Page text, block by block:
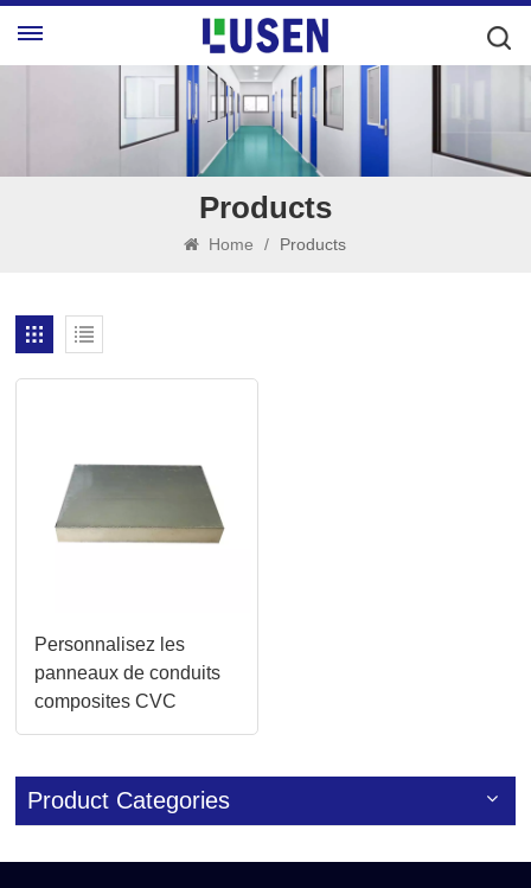
Products
Home / Products
Personnalisez les
panneaux de conduits
composites CVC
d'isolation à haute
Product Categories